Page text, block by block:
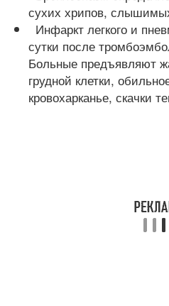
сухих хрипов,
Инфаркт легкого и
сутки после
Больные предъявляют
грудной клетки,
кровохарканье, скачки